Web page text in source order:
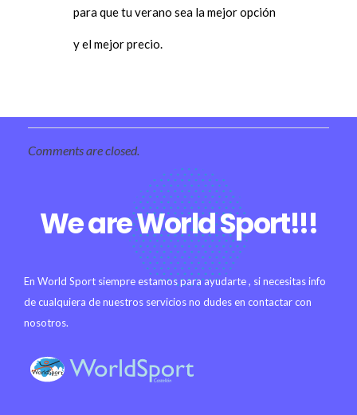
para que tu verano sea la mejor opción
y el mejor precio.
Comments are closed.
We are World Sport!!!
En World Sport siempre estamos para ayudarte , si necesitas info
de cualquiera de nuestros servicios no dudes en contactar con
nosotros.